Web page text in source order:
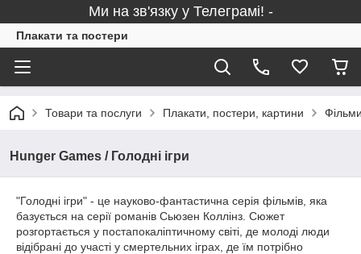
Ми на зв'язку у Телеграмі! -
Плакати та постери
Товари та послуги Плакати, постери, картини
Hunger Games / Голодні ігри
"Голодні ігри" - це науково-фантастична серія фільмів, яка
базується на серії романів Сьюзен Коллінз. Сюжет
розгортається у постапокаліптичному світі, де молоді люди
відібрані до участі у смертельних іграх, де їм потрібно